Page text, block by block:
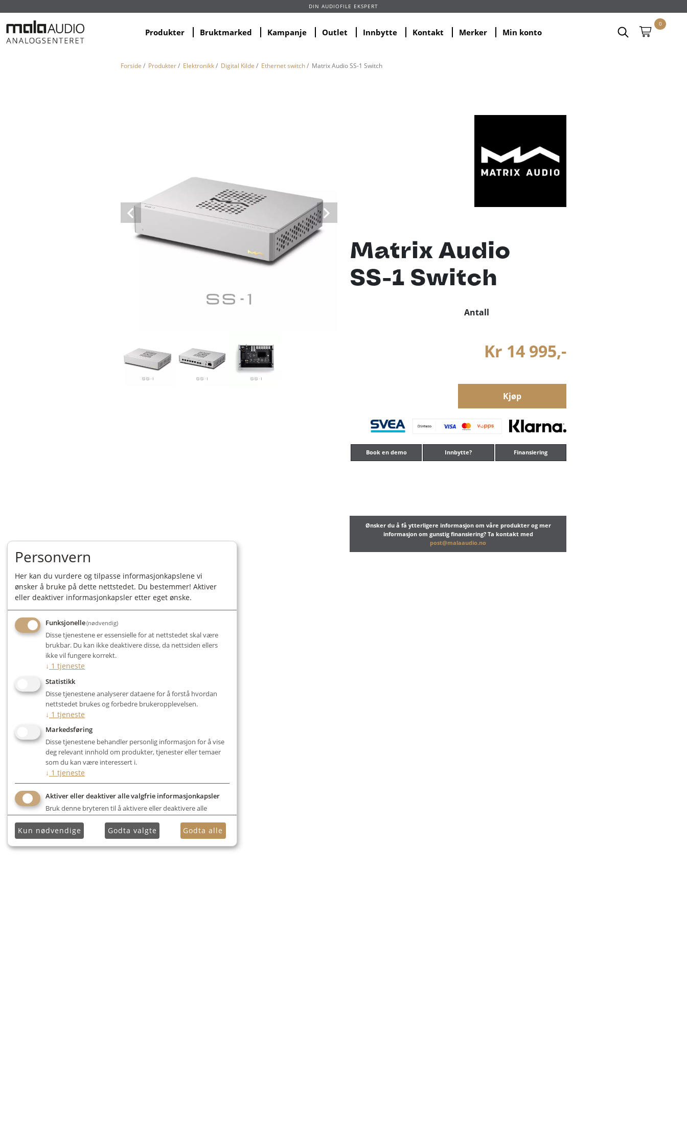
DIN AUDIOFILE EKSPERT
Produkter Bruktmarked Kampanje Outlet Innbytte Kontakt Merker Min konto
0
Forside / Produkter/ Elektronikk/ Digital Kilde / Ethernet switch/ Matrix Audio SS-1 Switch
Matrix Audio
SS-1 Switch
Antall
Kr 14 995,-
Kjøp
Book en demo Innbytte? Finansiering
Ønsker du å få ytterligere informasjon om våre produkter og mer
informasjon om gunstig finansiering? Ta kontakt med
post@malaaudio.no
Personvern
Her kan du vurdere og tilpasse informasjonkapslene vi
ønsker å bruke på dette nettstedet. Du bestemmer! Aktiver
eller deaktiver informasjonkapsler etter eget ønske.
Funksjonelle(nødvendig)
Disse tjenestene er essensielle for at nettstedet skal være
brukbar. Du kan ikke deaktivere disse, da nettsiden ellers
ikke vil fungere korrekt.
↓ 1 tjeneste
Statistikk
Disse tjenestene analyserer dataene for å forstå hvordan
nettstedet brukes og forbedre brukeropplevelsen.
↓ 1 tjeneste
Markedsføring
Disse tjenestene behandler personlig informasjon for å vise
deg relevant innhold om produkter, tjenester eller temaer
som du kan være interessert i.
↓ 1 tjeneste
Aktiver eller deaktiver alle valgfrie informasjonkapsler
Bruk denne bryteren til å aktivere eller deaktivere alle
Kun nødvendige Godta valgte Godta alle